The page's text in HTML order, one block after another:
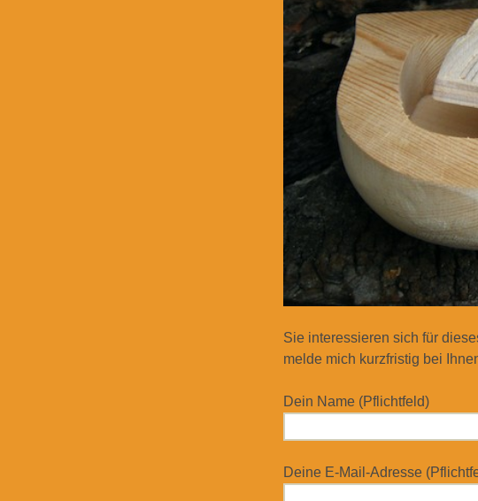
Sie interessieren sich für
melde mich kurzfristig bei
Dein Name (Pflichtfeld)
Deine E-Mail-Adresse